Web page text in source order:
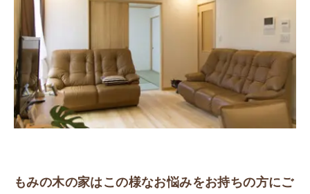
もみの木の家はこの様なお悩みをお持ちの方にご